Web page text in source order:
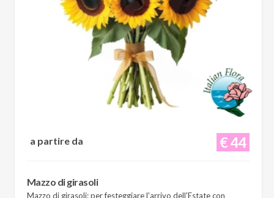
€ 44
a partire da
Mazzo di girasoli
Mazzo di girasoli: per festeggiare l'arrivo dell'Estate con